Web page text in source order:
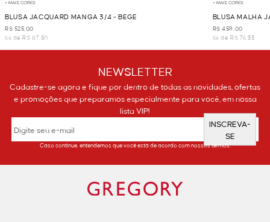
+ MAIS CORES
BLUSA JACQUARD MANGA 3/4 - BEGE
R$ 525,00
6x de R$ 87,50
+ MAIS CORES
BLUSA MALHA
R$ 458,00
6x de R$ 76,33
NEWSLETTER
Cadastre-se agora e fique por dentro de todas as novidades, ofertas
e promoções que preparamos especialmente para você, em nossa
lista VIP!
INSCREVA-
SE
Caso continue, entendemos que você está de acordo com nossos termos.